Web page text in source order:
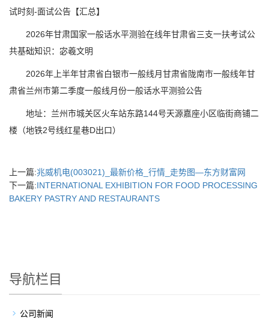
试时刻-面试公告【汇总】
2026年甘肃国家一般话水平测验在线年甘肃省三支一扶考试公
共基础知识：宓羲文明
2026年上半年甘肃省白银市一般线月甘肃省陇南市一般线年甘
肃省兰州市第二季度一般线月份一般话水平测验公告
地址：兰州市城关区火车站东路144号天源嘉座小区临街商铺二
楼（地铁2号线红星巷D出口）
上一篇:兆威机电(003021)_最新价格_行情_走势图—东方财富网
下一篇:INTERNATIONAL EXHIBITION FOR FOOD PROCESSING
BAKERY PASTRY AND RESTAURANTS
导航栏目
公司新闻